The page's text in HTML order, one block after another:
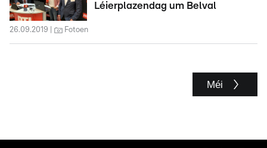
Léierplazendag um Belval
26.09.2019 Fotoen
Méi